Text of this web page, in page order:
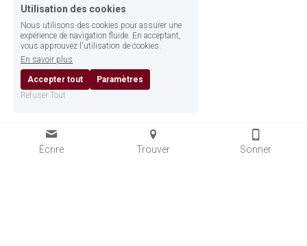
Écrire Trouver Sonner
Utilisation des cookies
Nous utilisons des cookies pour assurer une
expérience de navigation fluide. En acceptant,
vous approuvez l'utilisation de cookies.
En savoir plus
Accepter tout
Paramètres
Refuser Tout